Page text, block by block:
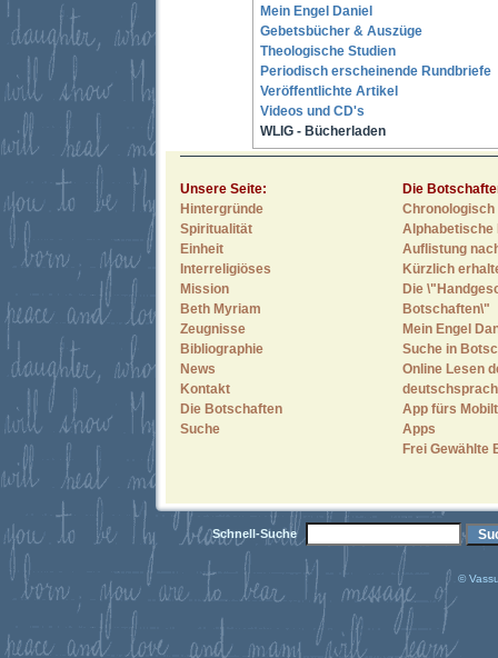
Mein Engel Daniel
Gebetsbücher & Auszüge
Theologische Studien
Periodisch erscheinende Rundbriefe
Veröffentlichte Artikel
Videos und CD's
WLIG - Bücherladen
Unsere Seite:
Hintergründe
Spiritualität
Einheit
Interreligiöses
Mission
Beth Myriam
Zeugnisse
Bibliographie
News
Kontakt
Die Botschaften
Suche
Die
Alphabetische
Auflistung
Kürzlich
Die
Botschaften\"
Mein Engel
Suche in
Online Lesen
App fürs
Apps
Frei Gewählte
Schnell-Suche
©